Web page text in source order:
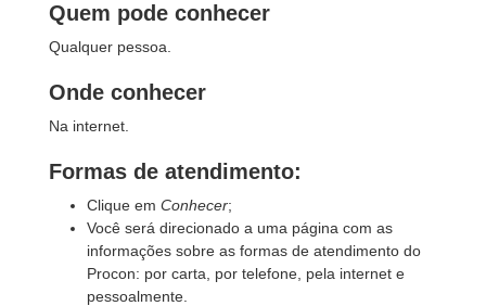
Quem pode conhecer
Qualquer pessoa.
Onde conhecer
Na internet.
Formas de atendimento:
Clique em Conhecer;
Você será direcionado a uma página com as
informações sobre as formas de atendimento do
Procon: por carta, por telefone, pela internet e
pessoalmente.